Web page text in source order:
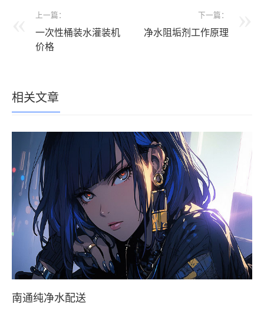
上一篇：
一次性桶装水灌装机
价格
下一篇：
净水阻垢剂工作原理
相关文章
南通纯净水配送